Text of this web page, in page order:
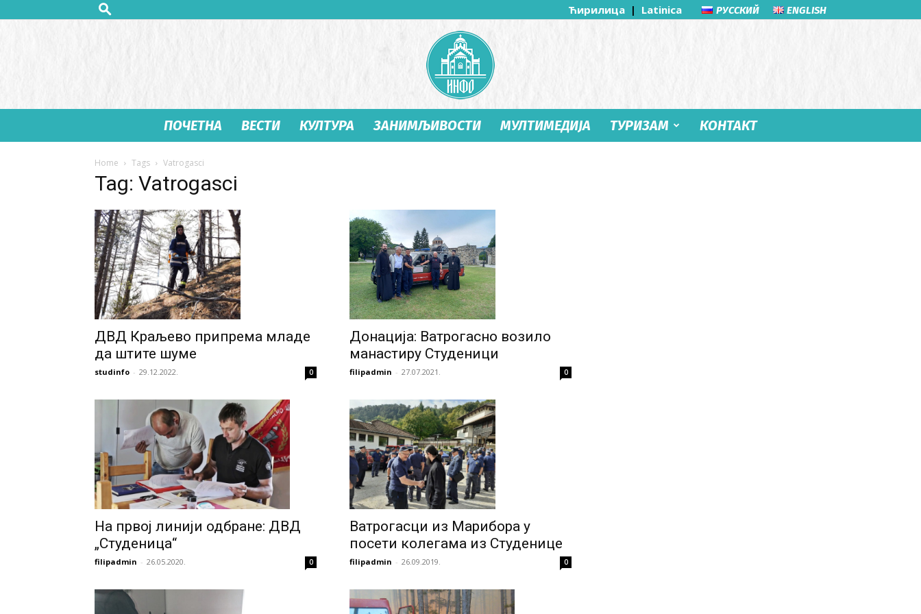
Ћирилица | Latinica РУССКИЙ ENGLISH
Студеница
Инфо
ПОЧЕТНА ВЕСТИ КУЛТУРА ЗАНИМЉИВОСТИ МУЛТИМЕДИЈА ТУРИЗАМ КОНТАКТ
Home Tags Vatrogasci
Tag: Vatrogasci
ДВД Краљево припрема младе
да штите шуме
studinfo - 29.12.2022. 0
Донација: Ватрогасно возило
манастиру Студеници
filipadmin - 27.07.2021. 0
На првој линији одбране: ДВД
„Студеница“
filipadmin - 26.05.2020. 0
Ватрогасци из Марибора у
посети колегама из Студенице
filipadmin - 26.09.2019. 0